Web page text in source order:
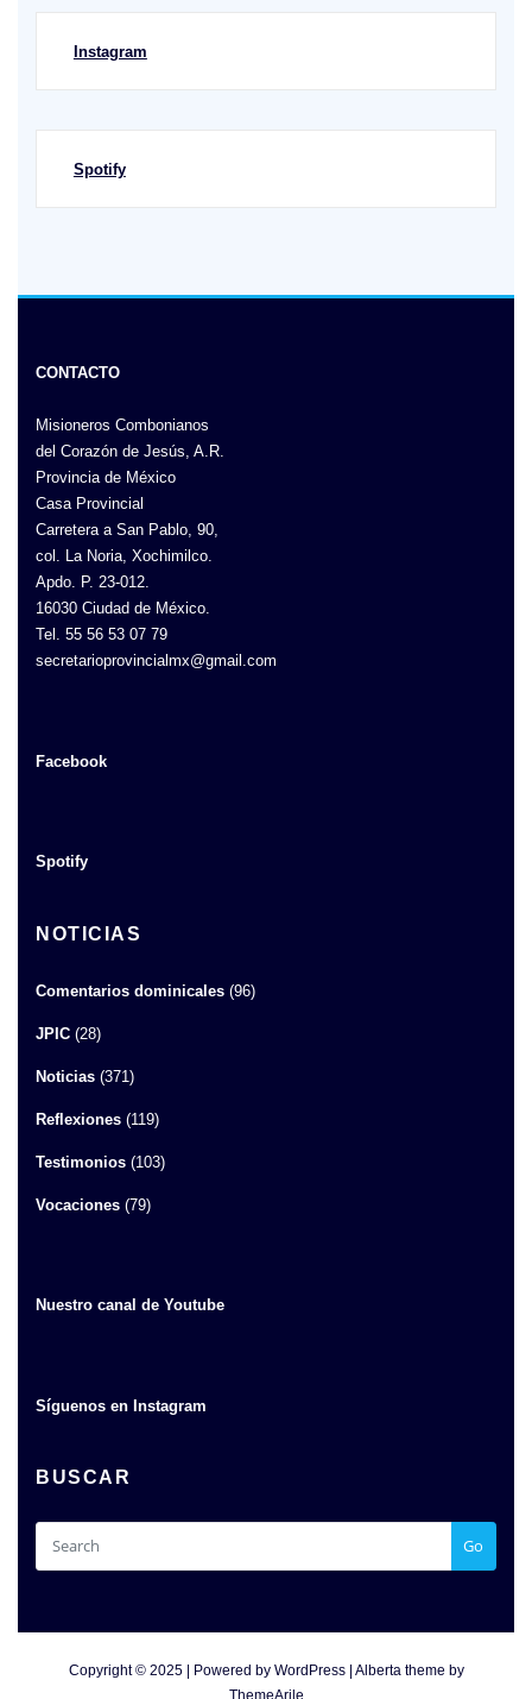
Instagram
Spotify
CONTACTO
Misioneros Combonianos
del Corazón de Jesús, A.R.
Provincia de México
Casa Provincial
Carretera a San Pablo, 90,
col. La Noria, Xochimilco.
Apdo. P. 23-012.
16030 Ciudad de México.
Tel. 55 56 53 07 79
secretarioprovincialmx@gmail.com
Facebook
Spotify
NOTICIAS
Comentarios dominicales (96)
JPIC (28)
Noticias (371)
Reflexiones (119)
Testimonios (103)
Vocaciones (79)
Nuestro canal de Youtube
Síguenos en Instagram
BUSCAR
Go
Copyright © 2025 | Powered by WordPress
Alberta theme by